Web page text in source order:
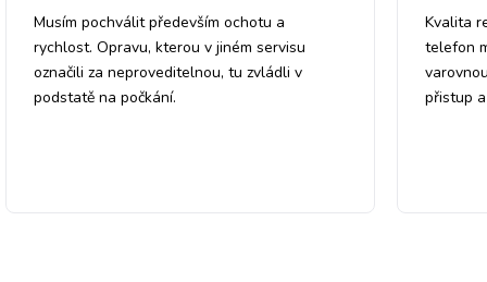
Musím pochválit především ochotu a
rychlost. Opravu, kterou v jiném servisu
označili za neproveditelnou, tu zvládli v
podstatě na počkání.
Kvalita
telefon
přistup